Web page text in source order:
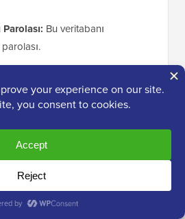
Bu veritabanı
parolası.
için tablo ön ekleri kullanır.
tablo ön ekinizi girmeniz